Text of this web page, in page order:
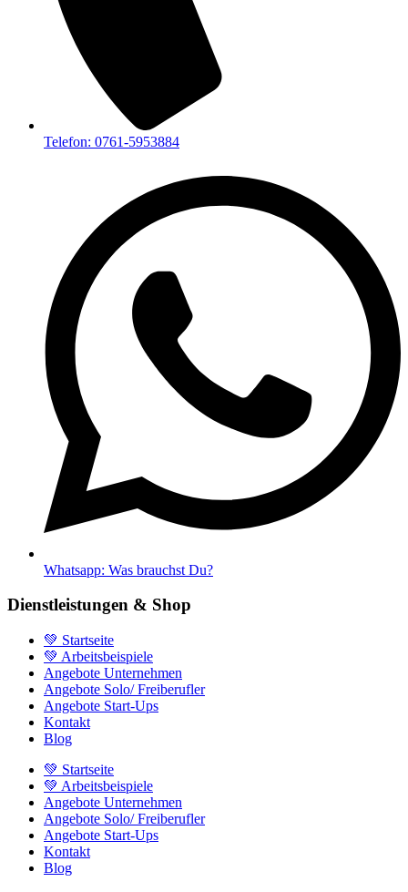
Telefon: 0761-5953884
Whatsapp: Was brauchst Du?
Dienstleistungen & Shop
💚 Startseite
💚 Arbeitsbeispiele
Angebote Unternehmen
Angebote Solo/ Freiberufler
Angebote Start-Ups
Kontakt
Blog
💚 Startseite
💚 Arbeitsbeispiele
Angebote Unternehmen
Angebote Solo/ Freiberufler
Angebote Start-Ups
Kontakt
Blog